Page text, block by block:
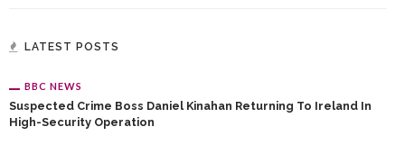
LATEST POSTS
BBC NEWS
Suspected Crime Boss Daniel Kinahan Returning To Ireland In
High-Security Operation